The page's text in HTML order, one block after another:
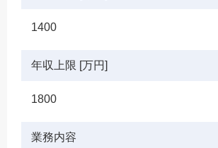
1400
年収上限 [万円]
1800
業務内容